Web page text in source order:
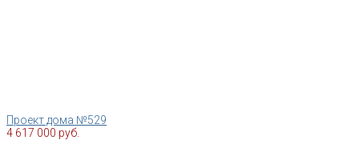
Проект дома №529
4 617 000 руб.